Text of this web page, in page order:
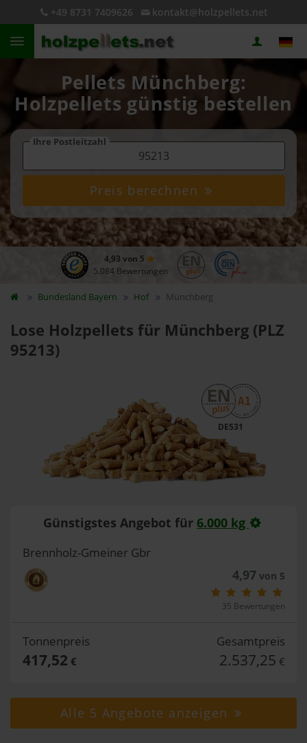
+49 8731 7409626 kontakt@holzpellets.net
Pellets Münchberg:
Holzpellets günstig bestellen
Ihre Postleitzahl
Preis berechnen
4,93 von 5
5.084 Bewertungen
Bundesland Bayern Hof Münchberg
Lose Holzpellets für Münchberg (PLZ
95213)
DE531
Günstigstes Angebot für 6.000 kg
Brennholz-Gmeiner Gbr
4,97von 5
35 Bewertungen
Tonnenpreis
417,52 €
Gesamtpreis
2.537,25 €
Alle 5 Angebote anzeigen